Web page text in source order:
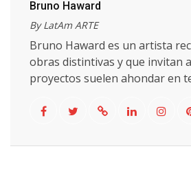
Bruno Haward
By LatAm ARTE
Bruno Haward es un artista
obras distintivas y que invitan
proyectos suelen ahondar en